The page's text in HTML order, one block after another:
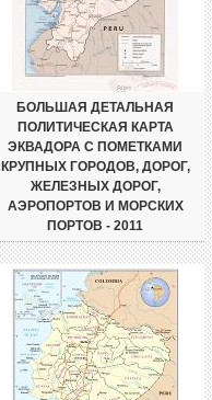
БОЛЬШАЯ ДЕТАЛЬНАЯ
ПОЛИТИЧЕСКАЯ КАРТА
ЭКВАДОРА С ПОМЕТКАМИ
КРУПНЫХ ГОРОДОВ, ДОРОГ,
ЖЕЛЕЗНЫХ ДОРОГ,
АЭРОПОРТОВ И МОРСКИХ
ПОРТОВ - 2011